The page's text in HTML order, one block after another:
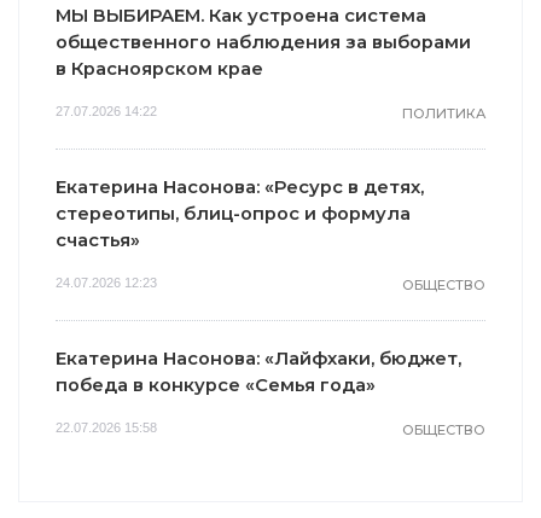
МЫ ВЫБИРАЕМ. Как устроена система
общественного наблюдения за выборами
в Красноярском крае
27.07.2026 14:22 ПОЛИТИКА
Екатерина Насонова: «Ресурс в детях,
стереотипы, блиц-опрос и формула
счастья»
24.07.2026 12:23 ОБЩЕСТВО
Екатерина Насонова: «Лайфхаки, бюджет,
победа в конкурсе «Семья года»
22.07.2026 15:58 ОБЩЕСТВО